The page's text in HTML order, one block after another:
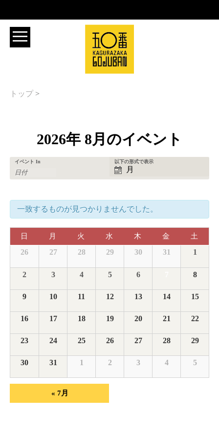
トップ>
2026年 8月のイベント
イ
ベ
ト
Search
and
Views
Navigation
イ
ベ
ト
Views
Navigation
以下の形式で表示
月
イ
ベ
ト
Search
イベント In
一致するものが見つかりませんでした。
ベ
ン
カ
ン
ダ
ー
イ
ン
日 月 火 水 木 金 土
26 27 28 29 30 31 1
2 3 4 5 6 8
9 10 11 12 13 14 15
16 17 18 19 20 21 22
23 24 25 26 27 28 29
30 31 1 2 3 4 5
« 7月